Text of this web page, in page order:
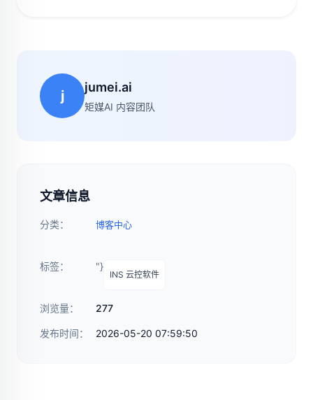
j
jumei.ai
矩媒AI 内容团队
文章信息
分类： 博客中心
标签： "}
INS 云控软件
浏览量： 277
发布时间： 2026-05-20 07:59:50